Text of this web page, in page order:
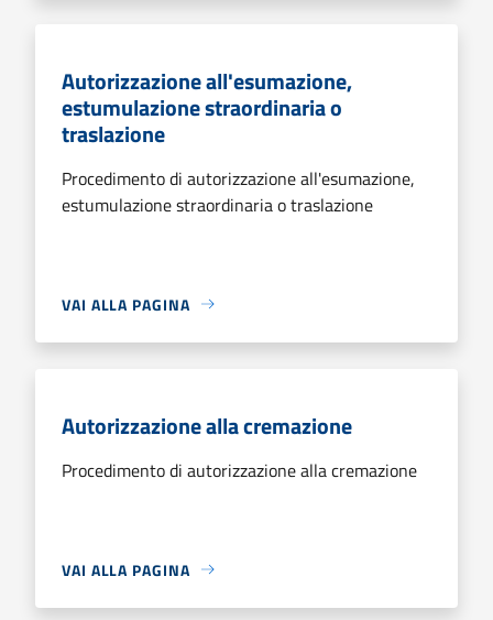
Autorizzazione all'esumazione,
estumulazione straordinaria o
traslazione
Procedimento di autorizzazione all'esumazione,
estumulazione straordinaria o traslazione
VAI ALLA PAGINA
Autorizzazione alla cremazione
Procedimento di autorizzazione alla cremazione
VAI ALLA PAGINA